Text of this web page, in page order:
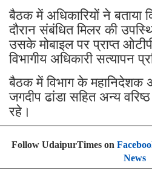
बैठक में अधिकारियों ने बताया
दौरान संबंधित मिलर की
उसके मोबाइल पर प्राप्त
विभागीय अधिकारी सत्यापन
बैठक में विभाग के महानिदेशक
जगदीप ढांडा सहित अन्य
रहे।
Follow UdaipurTimes on
News